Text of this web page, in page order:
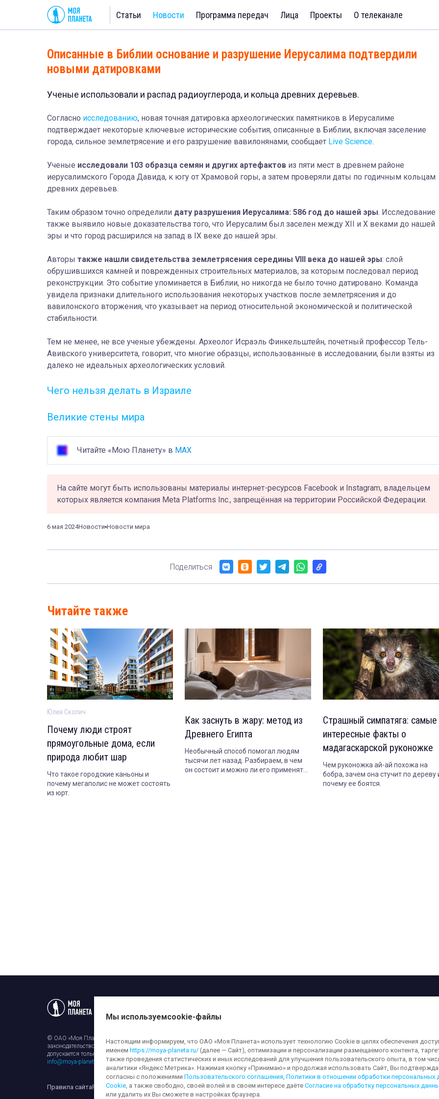
Статьи Новости Программа передач Лица Проекты О телеканале
Описанные в Библии основание и разрушение Иерусалима подтвердили
новыми датировками
Ученые использовали и распад радиоуглерода, и кольца древних деревьев.
Согласно исследованию, новая точная датировка археологических памятников в Иерусалиме
подтверждает некоторые ключевые исторические события, описанные в Библии, включая заселение
города, сильное землетрясение и его разрушение вавилонянами, сообщает Live Science.
Ученые исследовали 103 образца семян и других артефактов из пяти мест в древнем районе
иерусалимского Города Давида, к югу от Храмовой горы, а затем проверяли даты по годичным кольцам
древних деревьев.
Таким образом точно определили дату разрушения Иерусалима: 586 год до нашей эры. Исследование
также выявило новые доказательства того, что Иерусалим был заселен между XII и X веками до нашей
эры и что город расширился на запад в IX веке до нашей эры.
Авторы также нашли свидетельства землетрясения середины VIII века до нашей эры: слой
обрушившихся камней и поврежденных строительных материалов, за которым последовал период
реконструкции. Это событие упоминается в Библии, но никогда не было точно датировано. Команда
увидела признаки длительного использования некоторых участков после землетрясения и до
вавилонского вторжения, что указывает на период относительной экономической и политической
стабильности.
Тем не менее, не все ученые убеждены. Археолог Исраэль Финкельштейн, почетный профессор Тель-
Авивского университета, говорит, что многие образцы, использованные в исследовании, были взяты из
далеко не идеальных археологических условий.
Чего нельзя делать в Израиле
Великие стены мира
Читайте «Мою Планету» в MAX
На сайте могут быть использованы материалы интернет-ресурсов Facebook и Instagram, владельцем
которых является компания Meta Platforms Inc., запрещённая на территории Российской Федерации.
6 мая 2024Новости Новости мира
Поделиться
Читайте также
Юлия Скопич
Почему люди строят
прямоугольные дома, если
природа любит шар
Что такое городские каньоны и
почему мегаполис не может состоять
из юрт.
Как заснуть в жару: метод из
Древнего Египта
Необычный способ помогал людям
тысячи лет назад. Разбираем, в чем
он состоит и можно ли его применять
Страшный симпатяга: самые
интересные факты о
мадагаскарской руконожке
Чем руконожка ай-ай похожа на
бобра, зачем она стучит по дереву
почему ее боятся.
© ОАО «Моя Планета». Все права на любые материалы, опубликованные на сайте, защищены в соответствии с российским и международным
законодательством об авторском праве и смежных правах. Использование любых аудио-, фото- и видеоматериалов, размещенных на сайте,
допускается только с разрешения правообладателя и ссылкой на сайтmoya-planeta.ru. Адрес для направления юридически значимых
info@moya-planeta.ru
Правила сайтаРабота с cookie-файламиЗащита персональных данныхОбработка персональных данныхСогласие на обработку
Мы используемcookie-файлы
Настоящим информируем, что ОАО «Моя Планета» использует технологию Cookie в целях обеспечения
именем https://moya-planeta.ru/ (далее — Сайт), оптимизации и персонализации размещаемого контента,
также проведения статистических и иных исследований для улучшения пользовательского опыта, в том
аналитики «Яндекс Метрика». Нажимая кнопку «Принимаю» и продолжая использовать Сайт, Вы
согласны с положениями Пользовательского соглашения, Политики в отношении обработки персональных
Cookie, а также свободно, своей волей и в своем интересе даёте Согласие на обработку персональных
или удалить их Вы сможете в настройках браузера.